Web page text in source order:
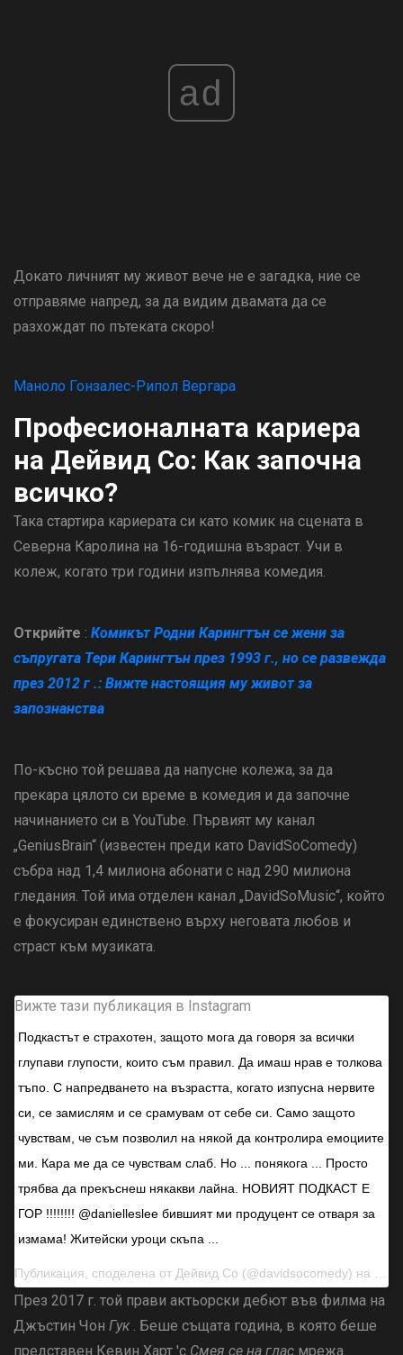
ad
Докато личният му живот вече не е загадка, ние се
отправяме напред, за да видим двамата да се
разхождат по пътеката скоро!
Маноло Гонзалес-Рипол Вергара
Професионалната кариера
на Дейвид Со: Как започна
всичко?
Така стартира кариерата си като комик на сцената в
Северна Каролина на 16-годишна възраст. Учи в
колеж, когато три години изпълнява комедия.
Открийте : Комикът Родни Карингтън се жени за
съпругата Тери Карингтън през 1993 г., но се развежда
през 2012 г .: Вижте настоящия му живот за
запознанства
По-късно той решава да напусне колежа, за да
прекара цялото си време в комедия и да започне
начинанието си в YouTube. Първият му канал
„GeniusBrain“ (известен преди като DavidSoComedy)
събра над 1,4 милиона абонати с над 290 милиона
гледания. Той има отделен канал „DavidSoMusic“, който
е фокусиран единствено върху неговата любов и
страст към музиката.
Вижте тази публикация в Instagram
Подкастът е страхотен, защото мога да говоря за всички
глупави глупости, които съм правил. Да имаш нрав е толкова
тъпо. С напредването на възрастта, когато изпусна нервите
си, се замислям и се срамувам от себе си. Само защото
чувствам, че съм позволил на някой да контролира емоциите
ми. Кара ме да се чувствам слаб. Но ... понякога ... Просто
трябва да прекъснеш някакви лайна. НОВИЯТ ПОДКАСТ Е
ГОР !!!!!!!! @danielleslee бившият ми продуцент се отваря за
измама! Житейски уроци скъпа ...
Публикация, споделена от Дейвид Со (@davidsocomedy) на 31 март 2019 г. в 14:50 ч. PDT
През 2017 г. той прави актьорски дебют във филма на
Джъстин Чон Гук. Беше същата година, в която беше
представен Кевин Харт 'с Смея се на глас мрежа.